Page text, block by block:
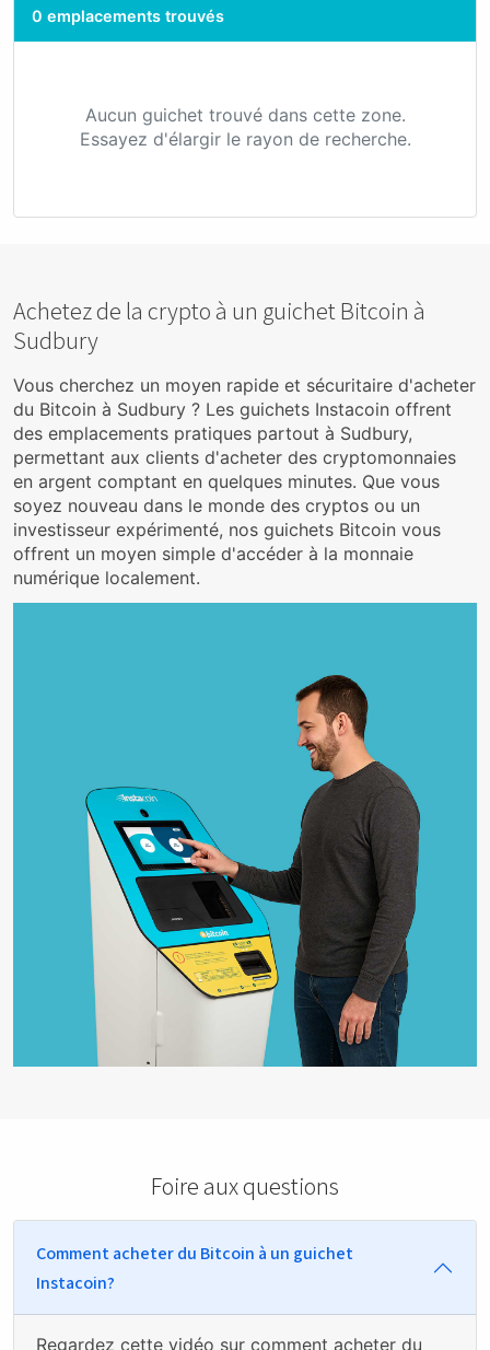
0 emplacements trouvés
Aucun guichet trouvé dans cette zone.
Essayez d'élargir le rayon de recherche.
Achetez de la crypto à un guichet Bitcoin à
Sudbury
Vous cherchez un moyen rapide et sécuritaire d'acheter
du Bitcoin à Sudbury ? Les guichets Instacoin offrent
des emplacements pratiques partout à Sudbury,
permettant aux clients d'acheter des cryptomonnaies
en argent comptant en quelques minutes. Que vous
soyez nouveau dans le monde des cryptos ou un
investisseur expérimenté, nos guichets Bitcoin vous
offrent un moyen simple d'accéder à la monnaie
numérique localement.
Foire aux questions
Comment acheter du Bitcoin à un guichet
Instacoin?
Regardez cette vidéo sur comment acheter du